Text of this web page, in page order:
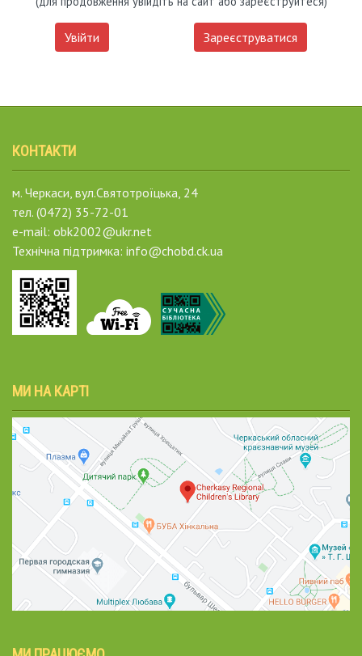
Увійти Зареєструватися
КОНТАКТИ
м. Черкаси, вул.Святотроїцька, 24
тел. (0472) 35-72-01
e-mail: obk2002@ukr.net
Технічна підтримка: info@chobd.ck.ua
МИ НА КАРТІ